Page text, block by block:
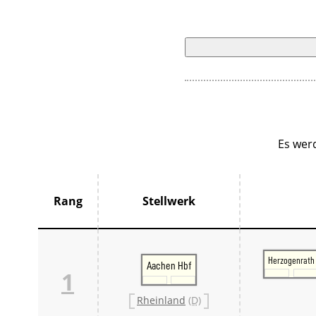
Es
Rang Stellwerk
1
Aachen Hbf
Rheinland (D)
Herzogenrath